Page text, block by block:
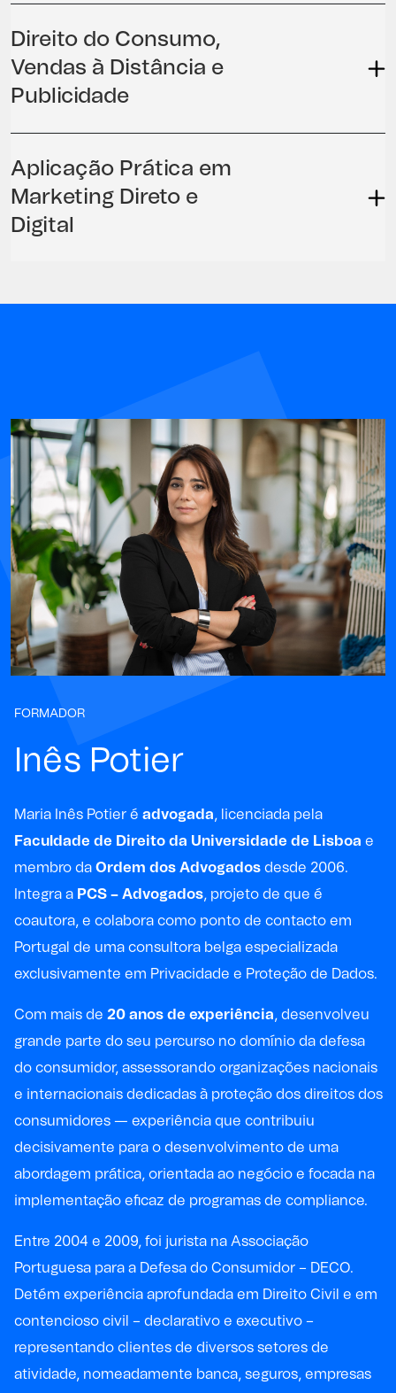
Direito do Consumo,
Vendas à Distância e
Publicidade
Aplicação Prática em
Marketing Direto e
Digital
FORMADOR
Inês Potier
Maria Inês Potier é advogada, licenciada pela
Faculdade de Direito da Universidade de Lisboa e
membro da Ordem dos Advogados desde 2006.
Integra a PCS – Advogados, projeto de que é
coautora, e colabora como ponto de contacto em
Portugal de uma consultora belga especializada
exclusivamente em Privacidade e Proteção de Dados.
Com mais de 20 anos de experiência, desenvolveu
grande parte do seu percurso no domínio da defesa
do consumidor, assessorando organizações nacionais
e internacionais dedicadas à proteção dos direitos dos
consumidores — experiência que contribuiu
decisivamente para o desenvolvimento de uma
abordagem prática, orientada ao negócio e focada na
implementação eficaz de programas de compliance.
Entre 2004 e 2009, foi jurista na Associação
Portuguesa para a Defesa do Consumidor – DECO.
Detém experiência aprofundada em Direito Civil e em
contencioso civil – declarativo e executivo –
representando clientes de diversos setores de
atividade, nomeadamente banca, seguros, empresas